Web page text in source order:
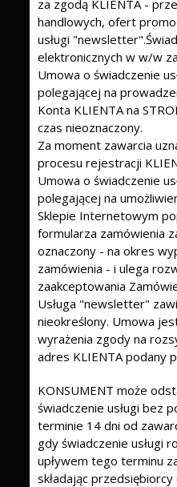
za zgodą KLIENTA -
handlowych, ofert
usługi
elektronicznych w w/w
Umowa o świadczenie
polegającej na
Konta KLIENTA na
czas nieoznaczony.
Za moment zawarcia
procesu rejestracji
Umowa o świadczenie
polegającej na
Sklepie Internetowym
formularza zamówienia
oznaczony - na okres
zamówienia - i ulega
zaakceptowania
Usługa "newsletter"
nieokreślony. Umowa
wyrażenia zgody na
adres KLIENTA podany
KONSUMENT może
świadczenie usługi bez
terminie 14 dni od
gdy świadczenie usługi
upływem tego terminu
składając